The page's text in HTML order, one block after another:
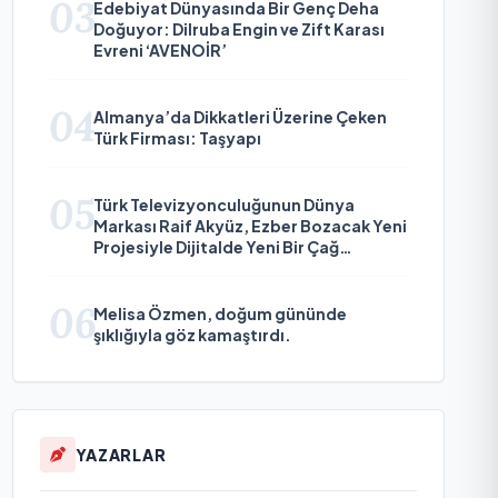
03Edebiyat Dünyasında Bir Genç Deha
Doğuyor: Dilruba Engin ve Zift Karası
Evreni ‘AVENOİR’
04Almanya’da Dikkatleri Üzerine Çeken
Türk Firması: Taşyapı
05Türk Televizyonculuğunun Dünya
Markası Raif Akyüz, Ezber Bozacak Yeni
Projesiyle Dijitalde Yeni Bir Çağ
06Melisa Özmen, doğum gününde
şıklığıyla göz kamaştırdı.
YAZARLAR